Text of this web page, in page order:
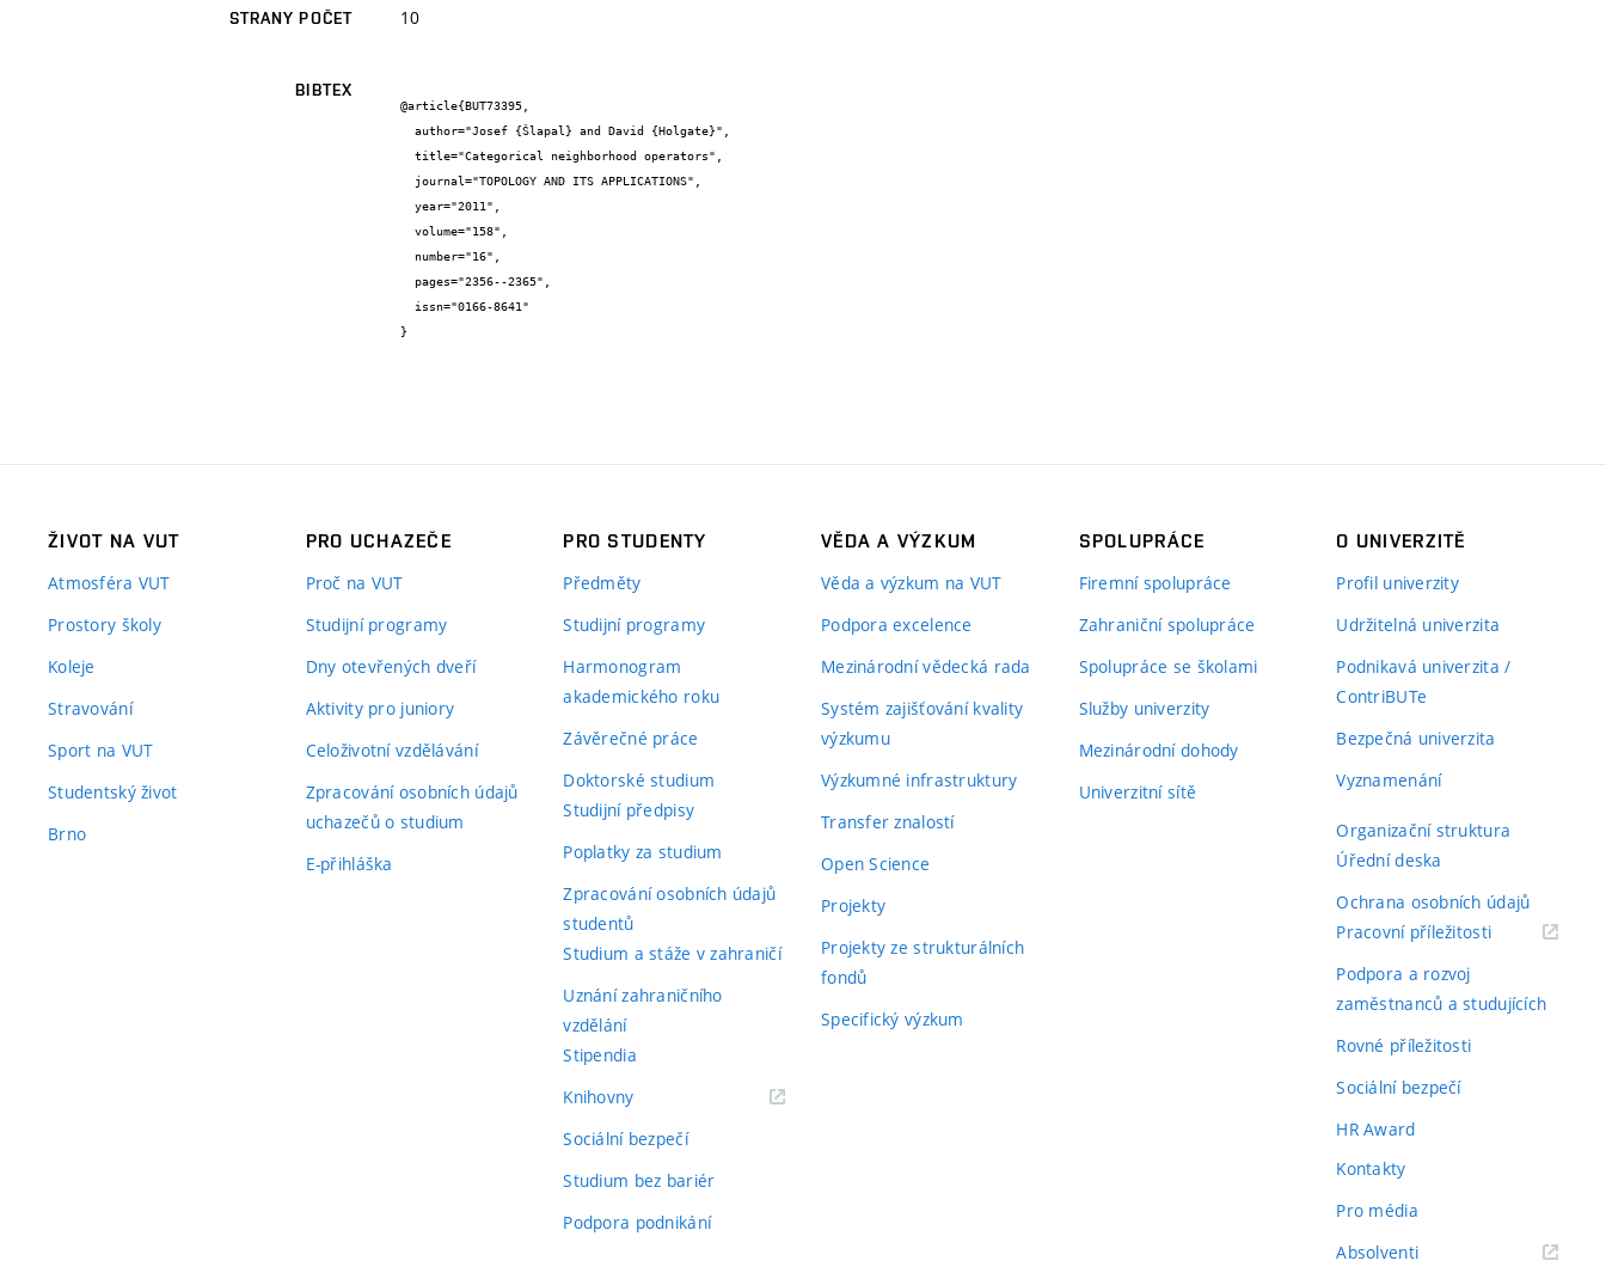
STRANY POČET 10
BIBTEX
@article{BUT73395,
}
ŽIVOT NA VUT
Atmosféra VUT
Prostory školy
Koleje
Stravování
Sport na VUT
Studentský život
Brno
PRO UCHAZEČE
Proč na VUT
Studijní programy
Dny otevřených dveří
Aktivity pro juniory
Celoživotní vzdělávání
Zpracování osobních údajů
uchazečů o studium
E-přihláška
PRO STUDENTY
Předměty
Studijní programy
Harmonogram
akademického roku
Závěrečné práce
Doktorské studium
Studijní předpisy
Poplatky za studium
Zpracování osobních údajů
studentů
Studium a stáže v zahraničí
Uznání zahraničního
vzdělání
Stipendia
Knihovny(externí
Sociální bezpečí
Studium bez bariér
Podpora podnikání
VĚDA A VÝZKUM
Věda a výzkum na VUT
Podpora excelence
Mezinárodní vědecká rada
Systém zajišťování kvality
výzkumu
Výzkumné infrastruktury
Transfer znalostí
Open Science
Projekty
Projekty ze strukturálních
fondů
Specifický výzkum
SPOLUPRÁCE
Firemní spolupráce
Zahraniční spolupráce
Spolupráce se školami
Služby univerzity
Mezinárodní dohody
Univerzitní sítě
O UNIVERZITĚ
Profil univerzity
Udržitelná univerzita
Podnikavá univerzita /
ContriBUTe
Bezpečná univerzita
Vyznamenání
Organizační struktura
Úřední deska
Ochrana osobních údajů
Pracovní příležitosti(externí
Podpora a rozvoj
zaměstnanců a studujících
Rovné příležitosti
Sociální bezpečí
HR Award
Kontakty
Pro média
Absolventi(externí